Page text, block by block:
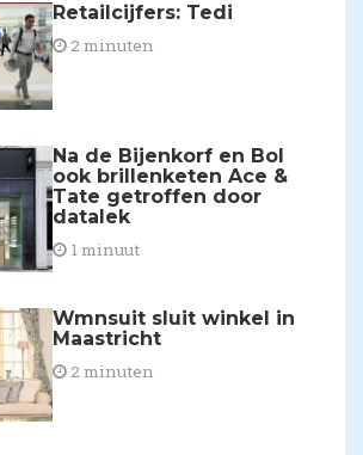
Retailcijfers: Tedi
2 minuten
Na de Bijenkorf en Bol
ook brillenketen Ace &
Tate getroffen door
datalek
1 minuut
Wmnsuit sluit winkel in
Maastricht
2 minuten